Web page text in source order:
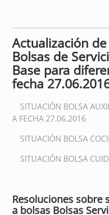
Actualización
Bolsas de
Base para
fecha
SITUACIÓN BOLSA
A FECHA 27.06.2016
SITUACIÓN BOLSA
SITUACIÓN BOLSA
Resoluciones sobre
a bolsas Bolsas